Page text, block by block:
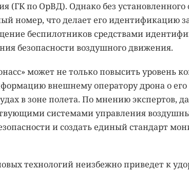
(ГК по ОрВД). Однако без установленного
номер, что делает его идентификацию
беспилотников средствами
безопасности воздушного движения.
может не только повысить уровень
внешнему оператору дрона о
в зоне полета. По мнению экспертов,
системами управления
и создать единый стандарт
технологий неизбежно приведет к